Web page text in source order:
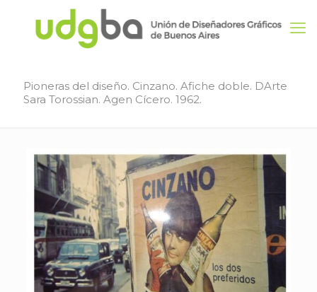
Pioneras del diseño. Cinzano. Afiche doble. DArte
Sara Torossian. Agen Cícero. 1962.